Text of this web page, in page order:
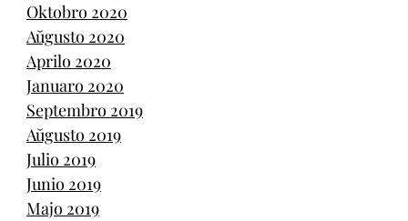
Oktobro 2020
Aŭgusto 2020
Aprilo 2020
Januaro 2020
Septembro 2019
Aŭgusto 2019
Julio 2019
Junio 2019
Majo 2019